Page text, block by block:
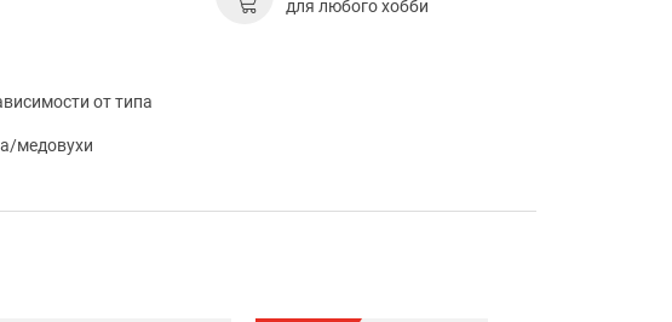
от типа
медовухи
для любого хобби